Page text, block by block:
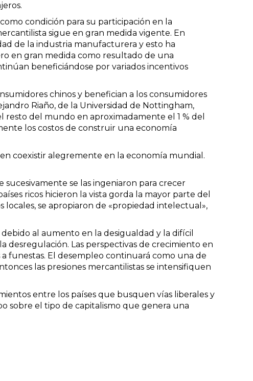
condición para su participación en la
sigue en gran medida vigente. En
de la industria manufacturera y esto ha
en gran medida como resultado de una
beneficiándose por variados incentivos
chinos y benefician a los consumidores
Riaño, de la Universidad de Nottingham,
resto del mundo en aproximadamente el 1 % del
los costos de construir una economía
coexistir alegremente en la economía mundial.
sucesivamente se las ingeniaron para crecer
ricos hicieron la vista gorda la mayor parte del
locales, se apropiaron de «propiedad intelectual»,
al aumento en la desigualdad y la difícil
desregulación. Las perspectivas de crecimiento en
funestas. El desempleo continuará como una de
las presiones mercantilistas se intensifiquen
entre los países que busquen vías liberales y
sobre el tipo de capitalismo que genera una